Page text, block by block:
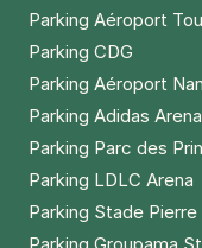
Parking Aéroport
Parking CDG
Parking Aéroport
Parking Adidas Arena
Parking Parc des
Parking LDLC Arena
Parking Stade